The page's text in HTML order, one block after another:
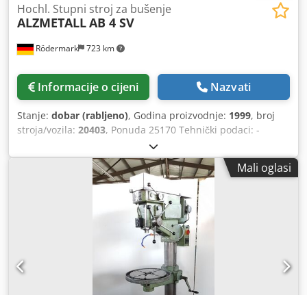
Rödermark 723 km
Hochl. Stupni stroj za bušenje
ALZMETALLAB 4 SV
Informacije o cijeni Nazvati
Stanje: dobar (rabljeno), Godina proizvodnje: 1999, broj
stroja/vozila: 20403, Ponuda 25170 Tehnički podaci: -
Kapacitet bušenja u čeliku ST 60 40 mm - Kapacitet
bušenja u čeliku ST 60 50 mm - Držač vretena bušilice MK
4 Crjdpfewncaijx Ag Dof - Hod vretena bušilice 180 mm -
Brzine vretena bušilice kontinuirano podesive pomoću
zupčanika - Razina 1 60 - 210 okretaja u minuti - Razina 2
210 - 765 o/min - Razina 3 120 - 420 o/min - Razina 4 420 -
1530 o/min - Projekcija 330 mm - 3 pomicanja 0,1 - 0,2 - 0,3
o/min - Stol s 2 T-utora 720 x 360 mm - podesiva visina
pomoću stalka i ručne ručice - maks. udaljenost stola –
vreteno za bušenje cca. 780 mm - maks. udaljenost
obrađene osnovne ploče - vreteno za bušenje 1250 mm -
Mali oglasi